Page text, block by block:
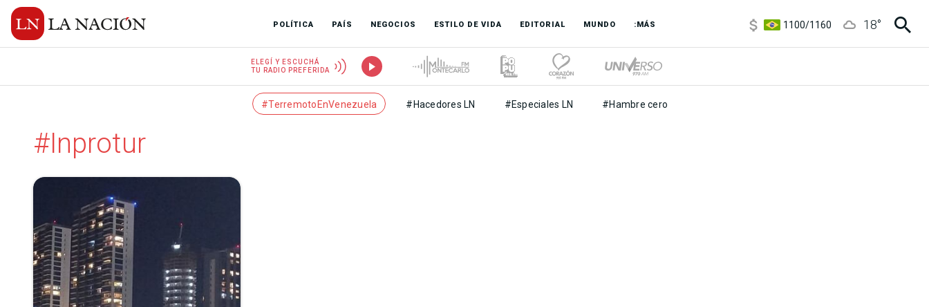
POLÍTICA PAÍS NEGOCIOS ESTILO DE VIDA EDITORIAL MUNDO :MÁS
1100/1160
18°
ELEGÍ Y ESCUCHÁ
TU RADIO PREFERIDA
#TerremotoEnVenezuela #Hacedores LN #Especiales LN #Hambre cero
#Inprotur